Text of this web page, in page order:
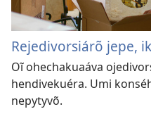
Rejedivorsiárõ jepe,
Oĩ ohechakuaáva
hendivekuéra. Umi
nepytyvõ.